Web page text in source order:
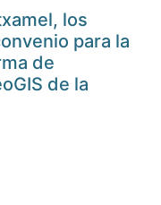
los
para la
de
de la